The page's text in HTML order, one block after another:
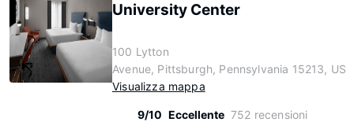
University Center
100 Lytton
Avenue, Pittsburgh, Pennsylvania 15213, US
Visualizza mappa
9/10 Eccellente 752 recensioni